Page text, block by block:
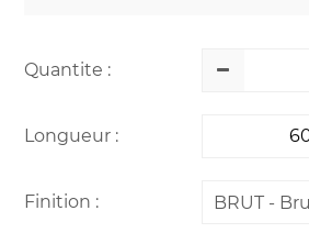
Quantite :
Longueur :
Finition : BRUT -